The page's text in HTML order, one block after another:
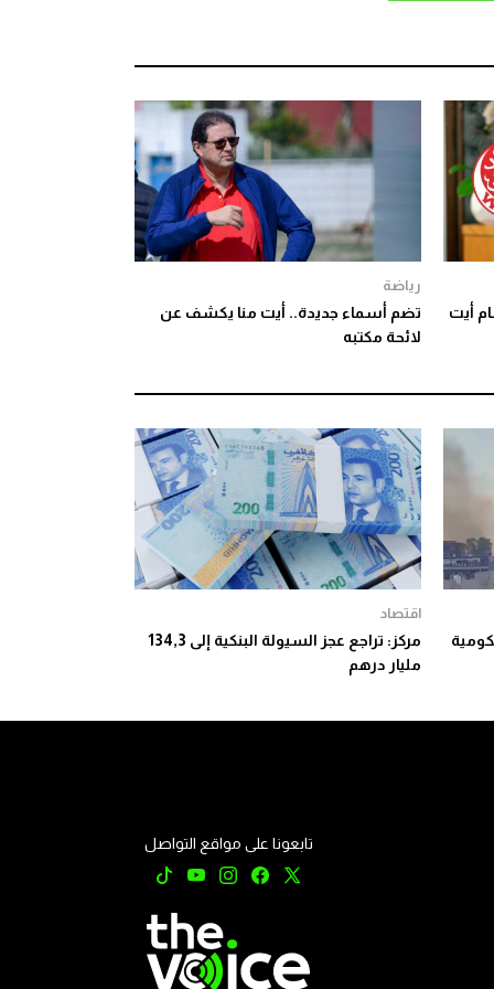
أيت
رياضة
تضم أسماء جديدة.. أيت منا يكشف عن
لائحة مكتبه
اقتصاد
مركز: تراجع عجز السيولة البنكية إلى 134,3
مليار درهم
تابعونا على مواقع التواصل